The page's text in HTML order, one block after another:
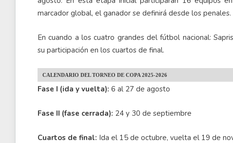
marcador global, el ganador se definirá desde los penales.
En cuando a los cuatro grandes del fútbol nacional:
su participación en los cuartos de final.
CALENDARIO DEL TORNEO DE COPA 2025-2026
Fase I (ida y vuelta): 6 al 27 de agosto
Fase II (fase cerrada): 24 y 30 de septiembre
Cuartos de final: Ida el 15 de octubre, vuelta el 19 de